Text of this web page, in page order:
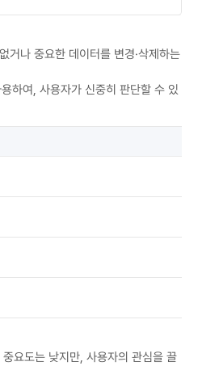
나 중요한 데이터를 변경·삭제하는
하여, 사용자가 신중히 판단할 수 있
요도는 낮지만, 사용자의 관심을 끌